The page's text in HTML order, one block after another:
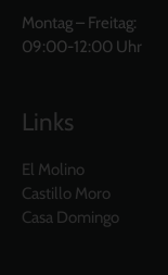
Montag – Freitag:
09:00-12:00 Uhr
Links
El Molino
Castillo Moro
Casa Domingo